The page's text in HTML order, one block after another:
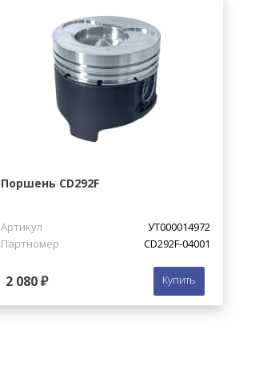
Поршень CD292F
Артикул
УТ000014972
Партномер
CD292F-04001
2 080 ₽ Купить